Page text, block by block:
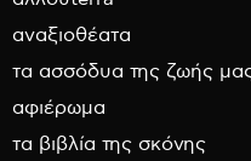
αναξιοθέατα
τα ασσόδυα της ζωής
αφιέρωμα
τα βιβλία της σκόνης